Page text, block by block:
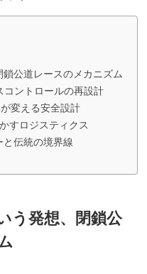
公道レースのメカニズム
コントロールの再設計
変える安全設計
すロジスティクス
と伝統の境界線
う発想、閉鎖公